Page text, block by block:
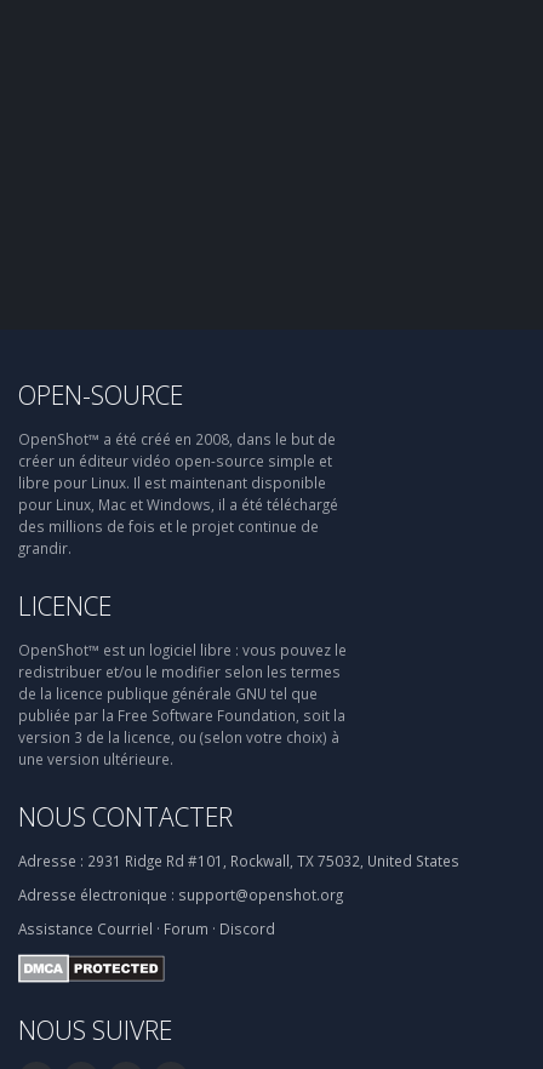
OPEN-SOURCE
OpenShot™ a été créé en 2008, dans le but de
créer un éditeur vidéo open-source simple et
libre pour Linux. Il est maintenant disponible
pour Linux, Mac et Windows, il a été téléchargé
des millions de fois et le projet continue de
grandir.
LICENCE
OpenShot™ est un logiciel libre : vous pouvez le
redistribuer et/ou le modifier selon les termes
de la licence publique générale GNU tel que
publiée par la Free Software Foundation, soit la
version 3 de la licence, ou (selon votre choix) à
une version ultérieure.
NOUS CONTACTER
Adresse : 2931 Ridge Rd #101, Rockwall, TX 75032, United States
Adresse électronique : support@openshot.org
Assistance Courriel · Forum · Discord
NOUS SUIVRE